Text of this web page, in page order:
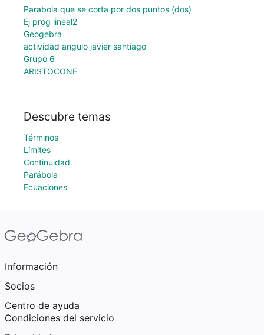
Parabola que se corta por dos puntos (dos)
Ej prog lineal2
Geogebra
actividad angulo javier santiago
Grupo 6
ARISTOCONE
Descubre temas
Términos
Límites
Continuidad
Parábola
Ecuaciones
Información
Socios
Centro de ayuda
Condiciones del servicio